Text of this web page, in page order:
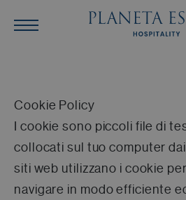
Cookie Policy
I cookie sono piccoli file di
collocati sul tuo computer dai
siti web utilizzano i cookie
navigare in modo efficiente